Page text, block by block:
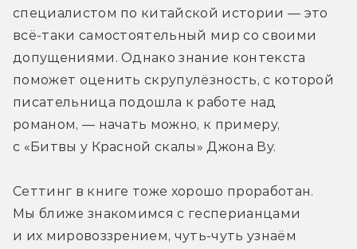
специалистом по китайской истории — это
всё-таки самостоятельный мир со своими
допущениями. Однако знание контекста
поможет оценить скрупулёзность, с которой
писательница подошла к работе над
романом, — начать можно, к примеру,
с «Битвы у Красной скалы» Джона Ву.
Сеттинг в книге тоже хорошо проработан.
Мы ближе знакомимся с гесперианцами
и их мировоззрением, чуть-чуть узнаём